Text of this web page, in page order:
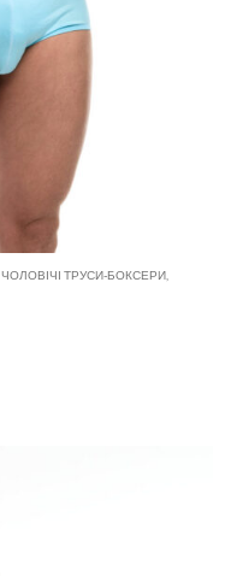
ЧОЛОВІЧІ ТРУСИ-БОКСЕРИ,